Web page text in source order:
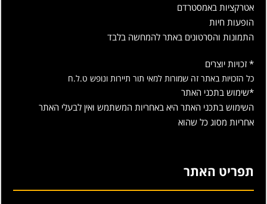
אטרקציות באמסטרדם
הופעות חיות
התמונות והסרטונים באתר להמחשה בלבד
* זכויות יוצרים
כל הזכויות באתר זה שמורות למאי תור תיירות ונופש ט.ל.ח
*שימוש בתכני האתר
השימוש בתכני האתר היא באחריות המשתמש ואין לבעלי האתר
אחריות מסוג כל שהוא
תפריט האתר